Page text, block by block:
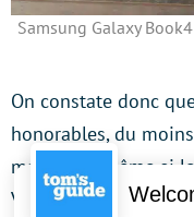
Samsung Galaxy
On constate donc
honorables, du
maximale, même si
Vivobook S15 et